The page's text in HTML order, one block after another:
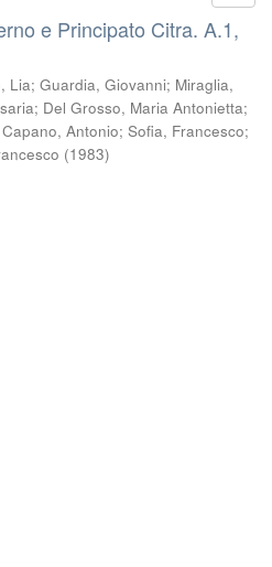
e Principato Citra. A.1,
Lia; Guardia, Giovanni; Miraglia,
; Del Grosso, Maria Antonietta;
Capano, Antonio; Sofia, Francesco;
(1983)